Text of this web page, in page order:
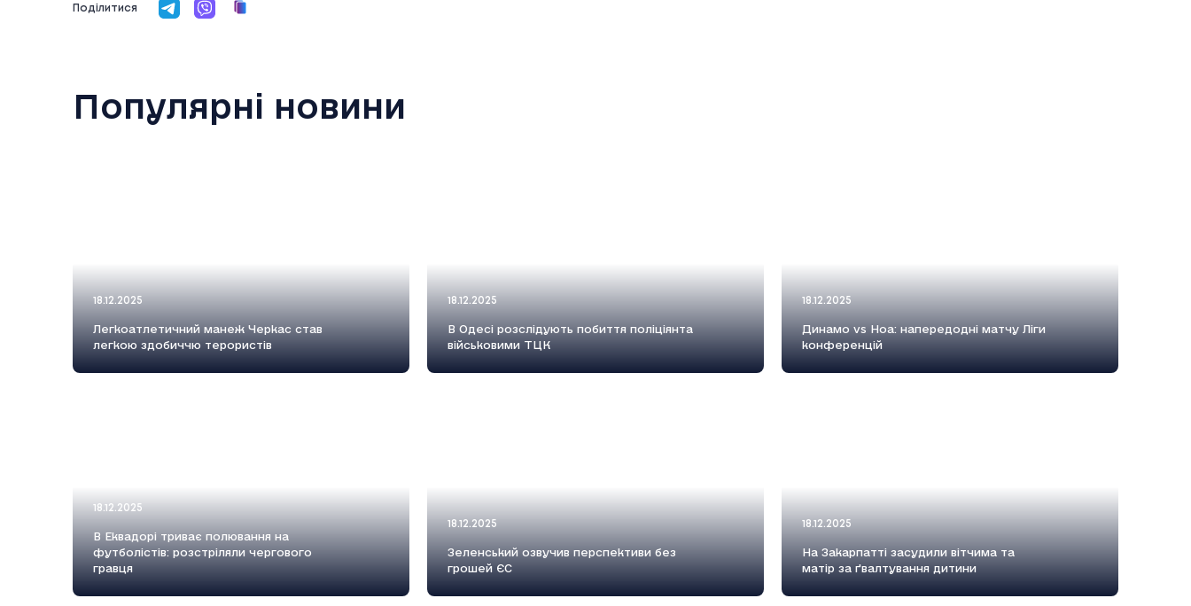
Поділитися
Популярні новини
18.12.2025
Легкоатлетичний манеж Черкас став
легкою здобиччю терористів
18.12.2025
В Одесі розслідують побиття поліціянта
військовими ТЦК
18.12.2025
Динамо vs Ноа: напередодні матчу Ліги
конференцій
18.12.2025
В Еквадорі триває полювання на
футболістів: розстріляли чергового
гравця
18.12.2025
Зеленський озвучив перспективи без
грошей ЄС
18.12.2025
На Закарпатті засудили вітчима та
матір за ґвалтування дитини